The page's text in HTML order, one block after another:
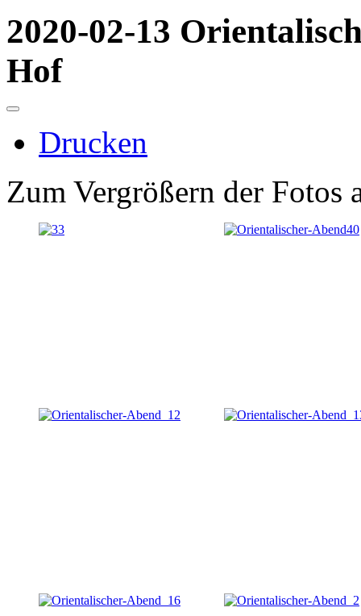
2020-02-13
Hof
Drucken
Zum Vergrößern der